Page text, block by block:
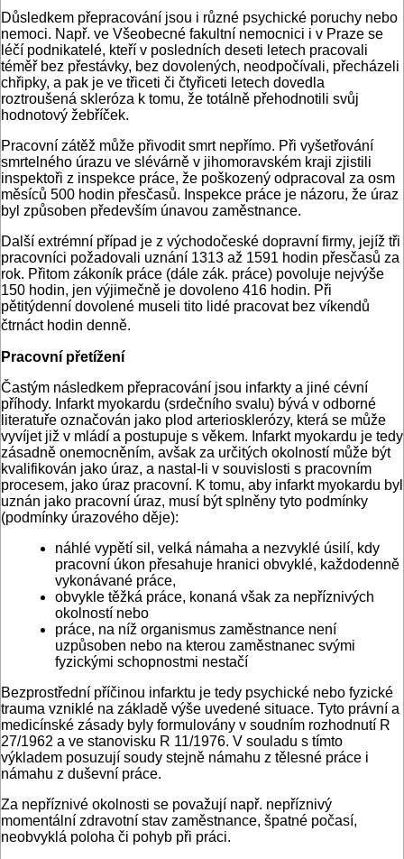
Důsledkem přepracování jsou i různé psychické poruchy nebo
nemoci. Např. ve Všeobecné fakultní nemocnici i v Praze se
léčí podnikatelé, kteří v posledních deseti letech pracovali
téměř bez přestávky, bez dovolených, neodpočívali, přecházeli
chřipky, a pak je ve třiceti či čtyřiceti letech dovedla
roztroušená skleróza k tomu, že totálně přehodnotili svůj
hodnotový žebříček.
Pracovní zátěž může přivodit smrt nepřímo. Při vyšetřování
smrtelného úrazu ve slévárně v jihomoravském kraji zjistili
inspektoři z inspekce práce, že poškozený odpracoval za osm
měsíců 500 hodin přesčasů. Inspekce práce je názoru, že úraz
byl způsoben především únavou zaměstnance.
Další extrémní případ je z východočeské dopravní firmy, jejíž tři
pracovníci požadovali uznání 1313 až 1591 hodin přesčasů za
rok. Přitom zákoník práce (dále zák. práce) povoluje nejvýše
150 hodin, jen výjimečně je dovoleno 416 hodin. Při
pětitýdenní dovolené museli tito lidé pracovat bez víkendů
čtrnáct hodin denně.
Pracovní přetížení
Častým následkem přepracování jsou infarkty a jiné cévní
příhody. Infarkt myokardu (srdečního svalu) bývá v odborné
literatuře označován jako plod arteriosklerózy, která se může
vyvíjet již v mládí a postupuje s věkem. Infarkt myokardu je tedy
zásadně onemocněním, avšak za určitých okolností může být
kvalifikován jako úraz, a nastal-li v souvislosti s pracovním
procesem, jako úraz pracovní. K tomu, aby infarkt myokardu byl
uznán jako pracovní úraz, musí být splněny tyto podmínky
(podmínky úrazového děje):
náhlé vypětí sil, velká námaha a nezvyklé úsilí, kdy
pracovní úkon přesahuje hranici obvyklé, každodenně
vykonávané práce,
obvykle těžká práce, konaná však za nepříznivých
okolností nebo
práce, na níž organismus zaměstnance není
uzpůsoben nebo na kterou zaměstnanec svými
fyzickými schopnostmi nestačí
Bezprostřední příčinou infarktu je tedy psychické nebo fyzické
trauma vzniklé na základě výše uvedené situace. Tyto právní a
medicínské zásady byly formulovány v soudním rozhodnutí R
27/1962 a ve stanovisku R 11/1976. V souladu s tímto
výkladem posuzují soudy stejně námahu z tělesné práce i
námahu z duševní práce.
Za nepříznivé okolnosti se považují např. nepříznivý
momentální zdravotní stav zaměstnance, špatné počasí,
neobvyklá poloha či pohyb při práci.